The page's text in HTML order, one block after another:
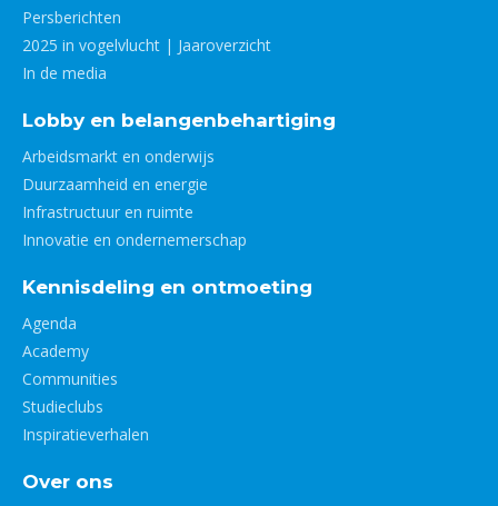
Persberichten
2025 in vogelvlucht | Jaaroverzicht
In de media
Lobby en belangenbehartiging
Arbeidsmarkt en onderwijs
Duurzaamheid en energie
Infrastructuur en ruimte
Innovatie en ondernemerschap
Kennisdeling en ontmoeting
Agenda
Academy
Communities
Studieclubs
Inspiratieverhalen
Over ons